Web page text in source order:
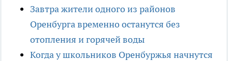
Завтра жители одного из районов
Оренбурга временно останутся без
отопления и горячей воды
Когда у школьников Оренбуржья начнутся